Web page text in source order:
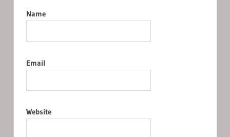
Name
Email
Website